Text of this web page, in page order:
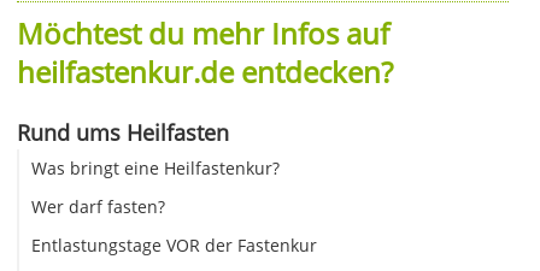
Möchtest du mehr Infos auf
heilfastenkur.de entdecken?
Rund ums Heilfasten
Was bringt eine Heilfastenkur?
Wer darf fasten?
Entlastungstage VOR der Fastenkur